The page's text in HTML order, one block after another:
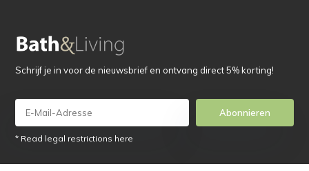
Schrijf je in voor de nieuwsbrief en ontvang direct 5% korting!
Abonnieren
* Read legal restrictions here